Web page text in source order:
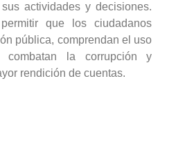
actividades y decisiones.
que los ciudadanos
pública, comprendan el uso
combatan la corrupción y
rendición de cuentas.